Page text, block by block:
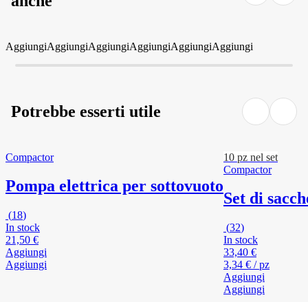
AggiungiAggiungiAggiungiAggiungiAggiungiAggiungi
Potrebbe esserti utile
Compactor
Pompa elettrica per sottovuoto
(18)
In stock
21,50 €
Aggiungi
Aggiungi
10 pz nel set
Compactor
Set di
(32)
In stock
33,40 €
3,34 € / pz
Aggiungi
Aggiungi